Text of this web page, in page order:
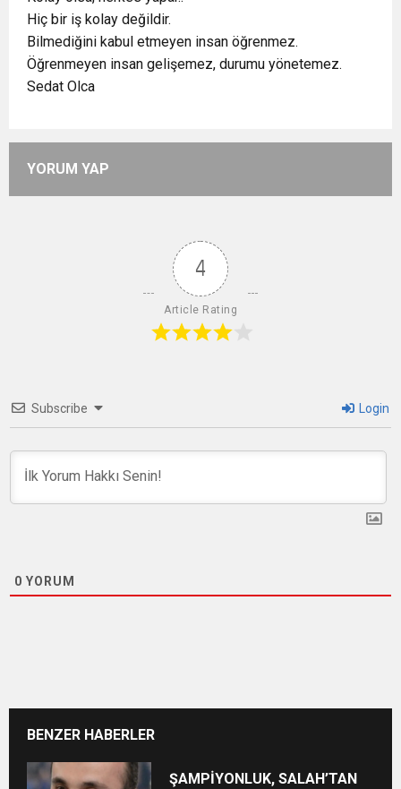
Hiç bir iş kolay değildir.
Bilmediğini kabul etmeyen insan öğrenmez.
Öğrenmeyen insan gelişemez, durumu yönetemez.
Sedat Olca
YORUM YAP
4
Article Rating
Subscribe Login
0 YORUM
BENZER HABERLER
ŞAMPİYONLUK, SALAH’TAN